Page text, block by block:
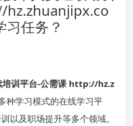
hz.zhuanjipx.co
任务？
培训平台-公需课 http://hz.z
种学习模式的在线学习平
以及职场提升等多个领域。